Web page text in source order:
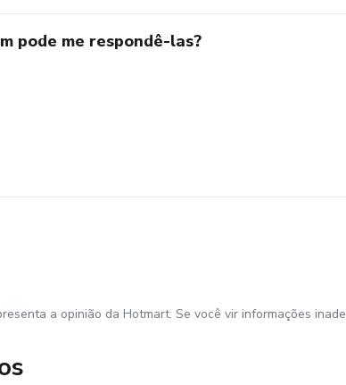
pode me respondê-las?
a opinião da Hotmart. Se você vir informações